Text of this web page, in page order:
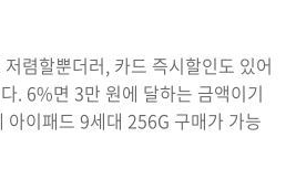
렴할뿐더러, 카드 즉시할인도 있어
. 6%면 3만 원에 달하는 금액이기
아이패드 9세대 256G 구매가 가능